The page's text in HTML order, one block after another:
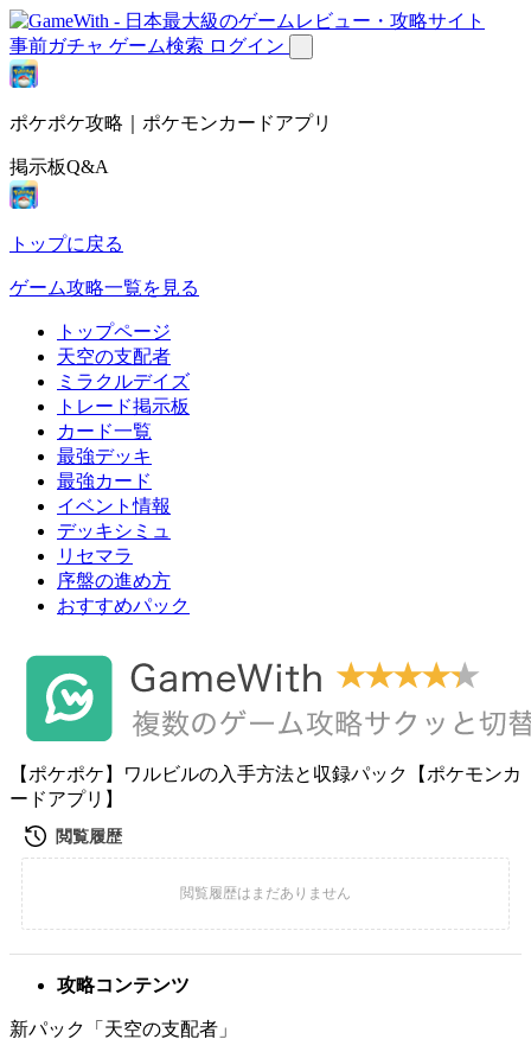
事前ガチャ ゲーム検索 ログイン
ポケポケ攻略｜ポケモンカードアプリ
掲示板Q&A
トップに戻る
ゲーム攻略一覧を見る
トップページ
天空の支配者
ミラクルデイズ
トレード掲示板
カード一覧
最強デッキ
最強カード
イベント情報
デッキシミュ
リセマラ
序盤の進め方
おすすめパック
【ポケポケ】ワルビルの入手方法と収録パック【ポケモンカ
ードアプリ】
攻略コンテンツ
新パック「天空の支配者」